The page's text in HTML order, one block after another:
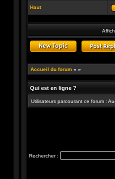
Haut
Accueil du forum » »
Qui est en ligne ?
Utilisateurs parcourant ce forum :
Rechercher :